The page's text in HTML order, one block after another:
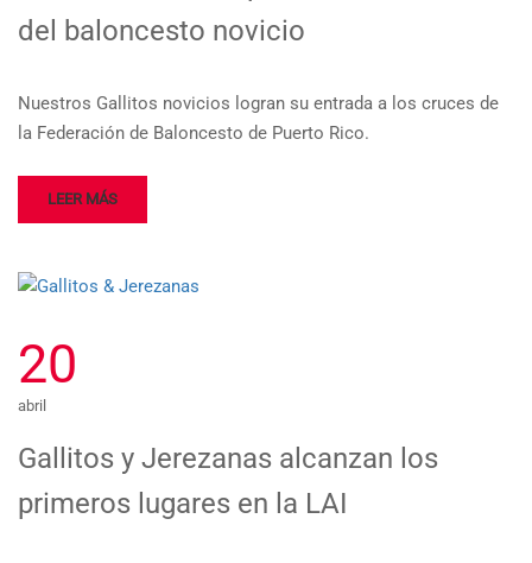
del baloncesto novicio
Nuestros Gallitos novicios logran su entrada a los cruces de
la Federación de Baloncesto de Puerto Rico.
LEER MÁS
20
abril
Gallitos y Jerezanas alcanzan los
primeros lugares en la LAI